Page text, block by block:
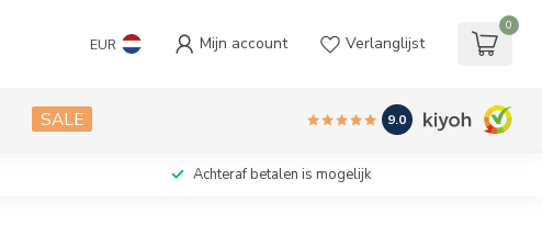
EUR Mijn account Verlanglijst
0
SALE 9.0
Achteraf betalen is mogelijk